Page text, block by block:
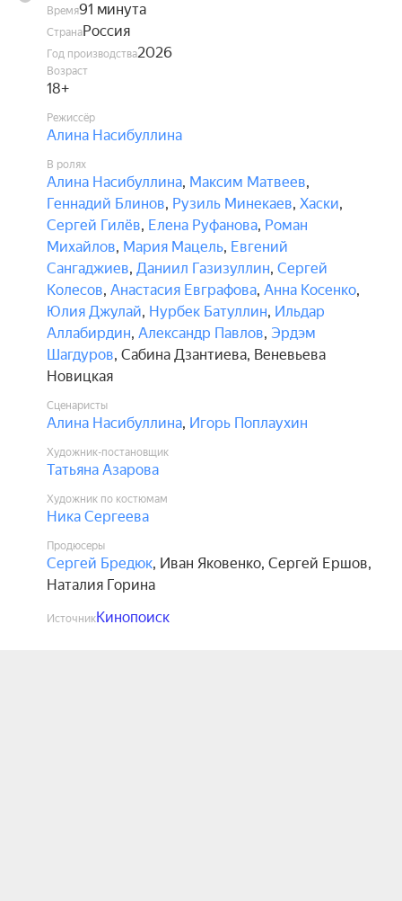
Время91 минута
СтранаРоссия
Год производства2026
Возраст
18+
Режиссёр
Алина Насибуллина
В ролях
Алина Насибуллина, Максим Матвеев,
Геннадий Блинов, Рузиль Минекаев, Хаски,
Сергей Гилёв, Елена Руфанова, Роман
Михайлов, Мария Мацель, Евгений
Сангаджиев, Даниил Газизуллин, Сергей
Колесов, Анастасия Евграфова, Анна Косенко,
Юлия Джулай, Нурбек Батуллин, Ильдар
Аллабирдин, Александр Павлов, Эрдэм
Шагдуров, Сабина Дзантиева, Веневьева
Новицкая
Сценаристы
Алина Насибуллина, Игорь Поплаухин
Художник-постановщик
Татьяна Азарова
Художник по костюмам
Ника Сергеева
Продюсеры
Сергей Бредюк, Иван Яковенко, Сергей Ершов,
Наталия Горина
ИсточникКинопоиск